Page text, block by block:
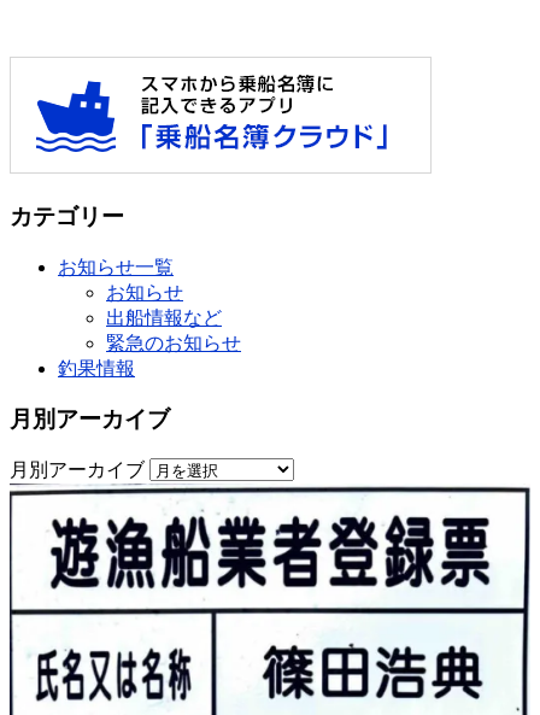
カテゴリー
お知らせ一覧
お知らせ
出船情報など
緊急のお知らせ
釣果情報
月別アーカイブ
月別アーカイブ